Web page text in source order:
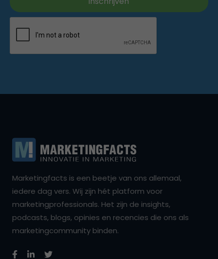
Marketingfacts is een beetje van ons allemaal,
iedere dag vers. Wij zijn hét platform voor
marketingprofessionals. Het zijn de insights,
podcasts, blogs, opinies en recencies die ons als
marketingcommunity binden.